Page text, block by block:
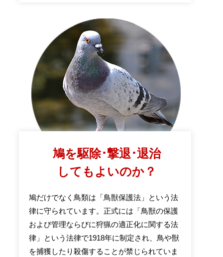
鳩を駆除･撃退･退治
してもよいのか？
鳩だけでなく鳥類は「鳥獣保護法」という法
律に守られています。正式には「鳥獣の保護
および管理ならびに狩猟の適正化に関する法
律」という法律で1918年に制定され、鳥や獣
を捕獲したり殺傷することが禁じられていま